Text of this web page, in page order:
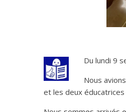
Du lundi 9
Nous
et les deux éducatrices